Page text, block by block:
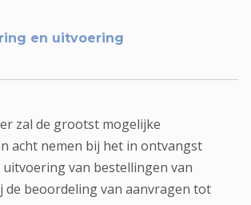
en uitvoering
zal de grootst mogelijke
acht nemen bij het in ontvangst
uitvoering van bestellingen van
de beoordeling van aanvragen tot